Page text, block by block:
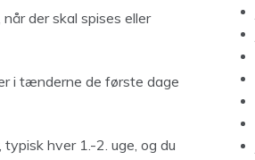
der skal spises eller
i tænderne de første dage
hver 1.-2. uge, og du